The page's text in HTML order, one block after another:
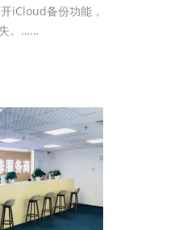
iCloud备份功能，
。……